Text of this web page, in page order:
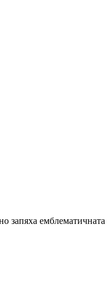
запяха емблематичната